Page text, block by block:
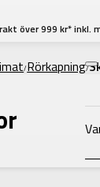
över 999 kr* inkl.
/Rörkapning/